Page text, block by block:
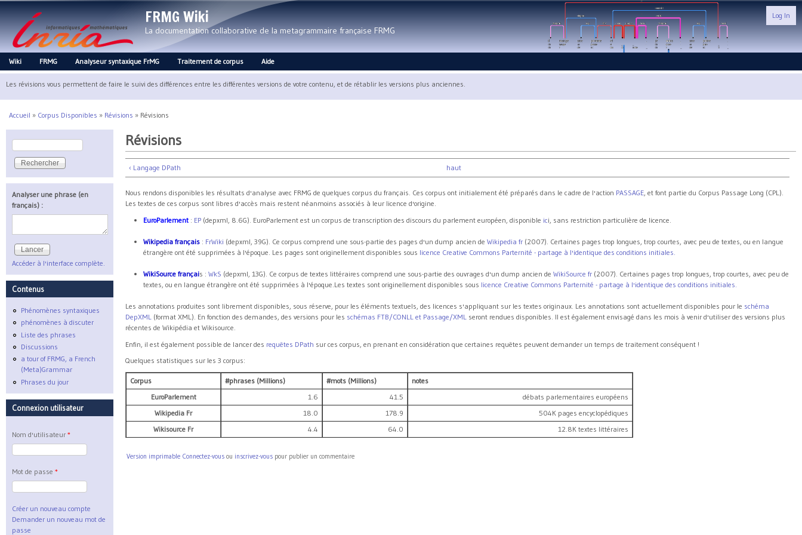
FRMG Wiki
La documentation collaborative de la metagrammaire française FRMG
Log In
Main menu
Wiki FRMG Analyseur syntaxique FrMG Traitement de corpus Aide
Les révisions vous permettent de faire le suivi des différences entre les différentes versions de votre contenu, et de rétablir les versions plus anciennes.
Vous êtes ici
Accueil » Corpus Disponibles » Révisions » Révisions
Révisions
‹ Langage DPath haut
Nous rendons disponibles les résultats d'analyse avec FRMG de quelques corpus du français. Ces corpus ont initialement été préparés dans le cadre de l'action PASSAGE, et font partie du Corpus Passage Long (CPL).
Les textes de ces corpus sont libres d'accès mais restent néanmoins associés à leur licence d'origine.
EuroParlement : EP (depxml, 8.6G). EuroParlement est un corpus de transcription des discours du parlement européen, disponible ici, sans restriction particulière de licence.
Wikipedia français : FrWiki (depxml, 39G). Ce corpus comprend une sous-partie des pages d'un dump ancien de Wikipedia fr (2007). Certaines pages trop longues, trop courtes, avec peu de textes, ou en langue
étrangère ont été supprimées à l'époque. Les pages sont originellement disponibles sous licence Creative Commons Parternité - partage à l'identique des conditions initiales.
WikiSource français : WkS (depxml, 13G). Ce corpus de textes littéraires comprend une sous-partie des ouvrages d'un dump ancien de WikiSource fr (2007). Certaines pages trop longues, trop courtes, avec peu de
textes, ou en langue étrangère ont été supprimées à l'époque.Les textes sont originellement disponibles sous licence Creative Commons Parternité - partage à l'identique des conditions initiales.
Les annotations produites sont librement disponibles, sous réserve, pour les éléments textuels, des licences s'appliquant sur les textes originaux. Les annotations sont actuellement disponibles pour le schéma
DepXML (format XML). En fonction des demandes, des versions pour les schémas FTB/CONLL et Passage/XML seront rendues disponibles. Il est également envisagé dans les mois à venir d'utiliser des versions plus
récentes de Wikipédia et Wikisource.
Enfin, il est également possible de lancer des requêtes DPath sur ces corpus, en prenant en considération que certaines requêtes peuvent demander un temps de traitement conséquent !
Quelques statistiques sur les 3 corpus:
Corpus #phrases (Millions) #mots (Millions)
notes
EuroParlement
1.6 41.5
débats parlementaires européens
Wikipedia Fr
18.0 178.9
504K pages encyclopédiques
Wikisource Fr
4.4 64.0 12.8K textes littéraires
Version imprimable Connectez-vous ou inscrivez-vous pour publier un commentaire
Formulaire de recherche
Rechercher
Analyser une phrase (en
français) :
Accéder à l'interface complète.
Contenus
Phénomènes syntaxiques
phénomènes à discuter
Liste des phrases
Discussions
a tour of FRMG, a French
(Meta)Grammar
Phrases du jour
Connexion utilisateur
Nom d'utilisateur *
Mot de passe *
Créer un nouveau compte
Demander un nouveau mot de
passe